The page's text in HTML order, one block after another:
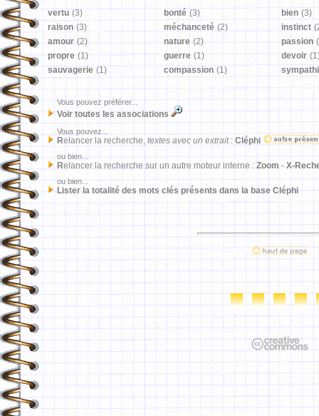
vertu (3) bonté (3) bien (3)
raison (3) méchanceté (2) instinct
amour (2) nature (2) passion
propre (1) guerre (1) devoir
sauvagerie (1) compassion (1)
Vous pouvez préférer...
Voir toutes les associations
Vous pouvez...
Relancer la recherche, textes avec un extrait: Cléphi
ou bien...
Relancer la recherche sur un autre moteur interne : Zoom - X-
ou bien...
Lister la totalité des mots clés présents dans la base Cléphi